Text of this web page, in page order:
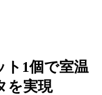
ト1個で室温
を実現